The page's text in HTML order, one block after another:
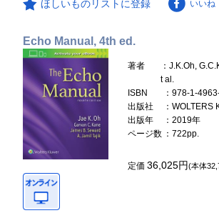
ほしいものリストに登録 いいね
Echo Manual, 4th ed.
著者
：J.K.Oh,
t al.
ISBN
：978-1-
出版社
：WOLTERS
出版年
：2019年
ページ数 ：722pp.
定価36,025円(本体